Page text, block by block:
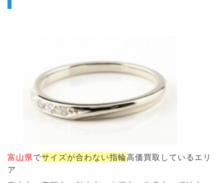
富山県でサイズが合わない指輪高価買取しているエリ
ア